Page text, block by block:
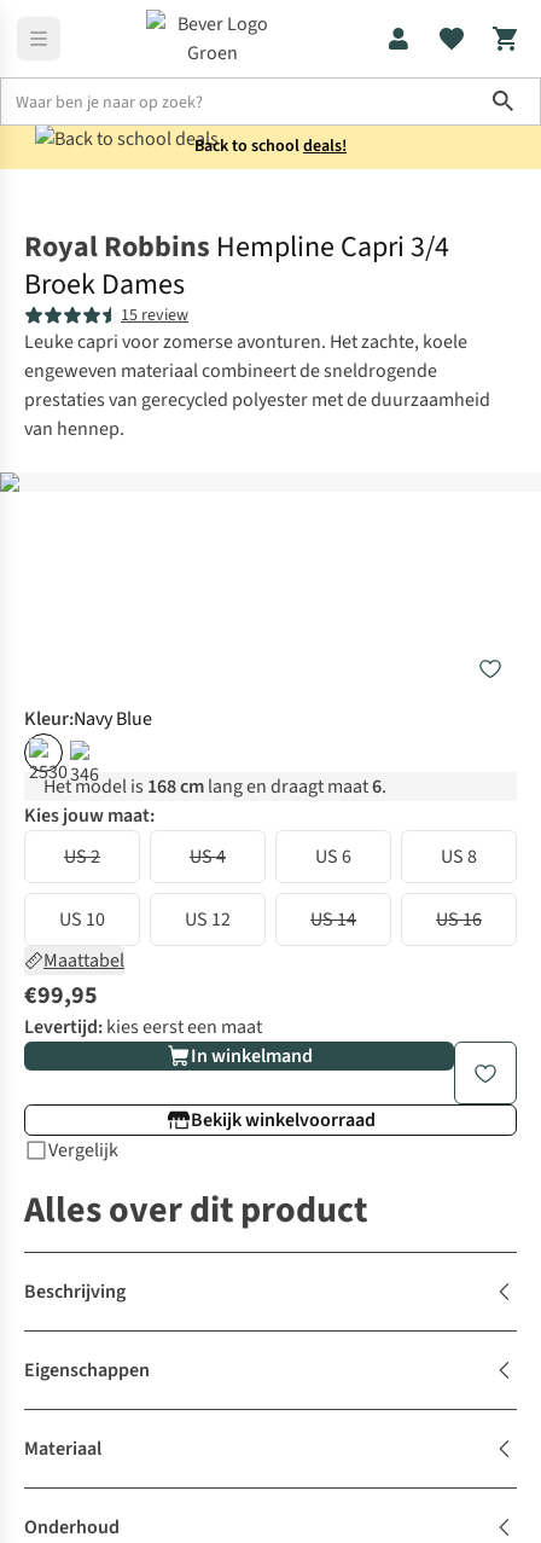
Back to schooldeals!
Royal Robbins Hempline Capri 3/4
Broek Dames
15 review
Leuke capri voor zomerse avonturen. Het zachte, koele
engeweven materiaal combineert de sneldrogende
prestaties van gerecycled polyester met de duurzaamheid
van hennep.
Kleur:Navy Blue
Het model is 168 cmlang en draagt maat6.
Kies jouw maat:
US 2
US 4 US 6 US 8
US 10 US 12 US 14
US 16
Maattabel
€99,95
Levertijd:kies eerst een maat
In winkelmand
Bekijk winkelvoorraad
Vergelijk
Alles over dit product
Beschrijving
Eigenschappen
Materiaal
Onderhoud